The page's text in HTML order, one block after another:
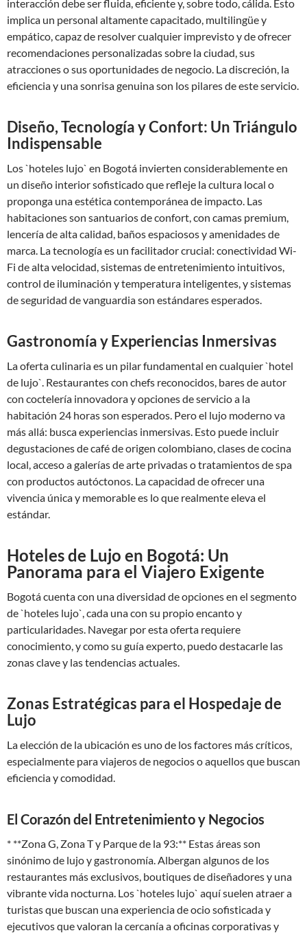
interacción debe ser fluida, eficiente y, sobre todo, cálida. Esto
implica un personal altamente capacitado, multilingüe y
empático, capaz de resolver cualquier imprevisto y de ofrecer
recomendaciones personalizadas sobre la ciudad, sus
atracciones o sus oportunidades de negocio. La discreción, la
eficiencia y una sonrisa genuina son los pilares de este servicio.
Diseño, Tecnología y Confort: Un Triángulo
Indispensable
Los `hoteles lujo` en Bogotá invierten considerablemente en
un diseño interior sofisticado que refleje la cultura local o
proponga una estética contemporánea de impacto. Las
habitaciones son santuarios de confort, con camas premium,
lencería de alta calidad, baños espaciosos y amenidades de
marca. La tecnología es un facilitador crucial: conectividad Wi-
Fi de alta velocidad, sistemas de entretenimiento intuitivos,
control de iluminación y temperatura inteligentes, y sistemas
de seguridad de vanguardia son estándares esperados.
Gastronomía y Experiencias Inmersivas
La oferta culinaria es un pilar fundamental en cualquier `hotel
de lujo`. Restaurantes con chefs reconocidos, bares de autor
con coctelería innovadora y opciones de servicio a la
habitación 24 horas son esperados. Pero el lujo moderno va
más allá: busca experiencias inmersivas. Esto puede incluir
degustaciones de café de origen colombiano, clases de cocina
local, acceso a galerías de arte privadas o tratamientos de spa
con productos autóctonos. La capacidad de ofrecer una
vivencia única y memorable es lo que realmente eleva el
estándar.
Hoteles de Lujo en Bogotá: Un
Panorama para el Viajero Exigente
Bogotá cuenta con una diversidad de opciones en el segmento
de `hoteles lujo`, cada una con su propio encanto y
particularidades. Navegar por esta oferta requiere
conocimiento, y como su guía experto, puedo destacarle las
zonas clave y las tendencias actuales.
Zonas Estratégicas para el Hospedaje de
Lujo
La elección de la ubicación es uno de los factores más críticos,
especialmente para viajeros de negocios o aquellos que buscan
eficiencia y comodidad.
El Corazón del Entretenimiento y Negocios
* **Zona G, Zona T y Parque de la 93:** Estas áreas son
sinónimo de lujo y gastronomía. Albergan algunos de los
restaurantes más exclusivos, boutiques de diseñadores y una
vibrante vida nocturna. Los `hoteles lujo` aquí suelen atraer a
turistas que buscan una experiencia de ocio sofisticada y
ejecutivos que valoran la cercanía a oficinas corporativas y